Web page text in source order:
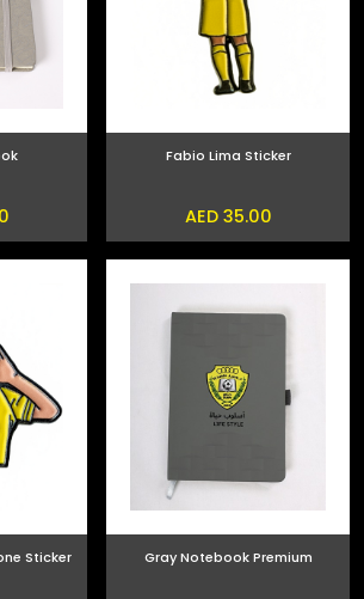
Fabio Lima Sticker
AED 35.00
Gray Notebook Premium
Sticker